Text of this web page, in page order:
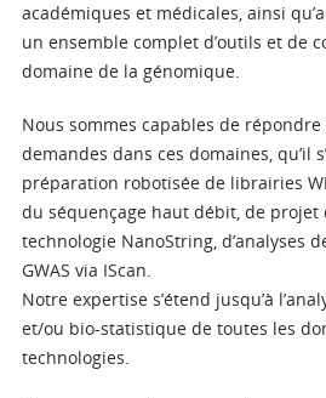
académiques et médicales, ainsi
un ensemble complet d’outils et de
domaine de la génomique.
Nous sommes capables de répondre
demandes dans ces domaines, qu’il
préparation robotisée de librairies
du séquençage haut débit, de
technologie NanoString, d’analyses
GWAS via IScan.
Notre expertise s’étend jusqu’à
et/ou bio-statistique de toutes les
technologies.